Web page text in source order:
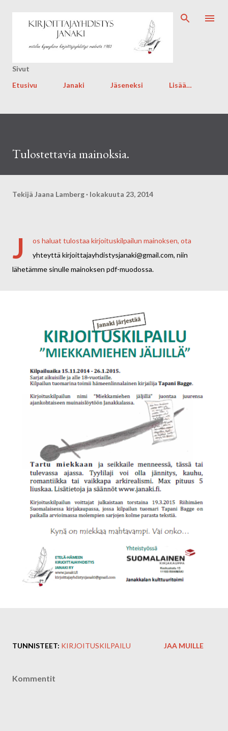
Sivut
Etusivu
Janaki Jäseneksi Lisää…
Tulostettavia mainoksia.
Tekijä Jaana Lamberg lokakuuta 23, 2014
J
os haluat tulostaa kirjoituskilpailun mainoksen, ota
yhteyttä kirjoittajayhdistysjanaki@gmail.com, niin
lähetämme sinulle mainoksen pdf-muodossa.
TUNNISTEET: KIRJOITUSKILPAILU JAA MUILLE
Kommentit